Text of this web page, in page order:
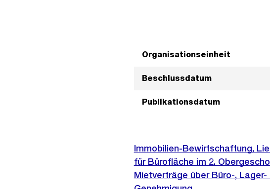
Organisationseinheit
Beschlussdatum
Publikationsdatum
Immobilien-Bewirtschaftung,
für Bürofläche im 2.
Mietverträge über Büro-, Lager-